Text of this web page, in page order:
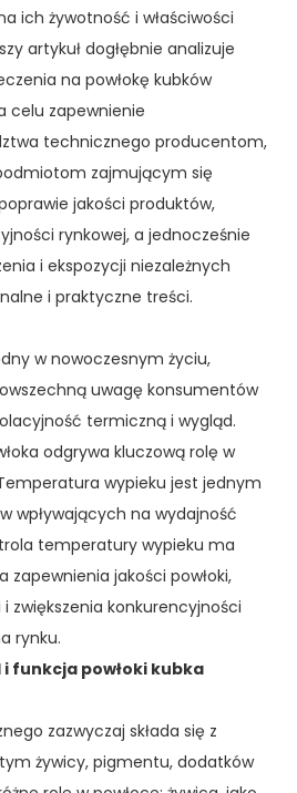
ich żywotność i właściwości
artykuł dogłębnie analizuje
na powłokę kubków
celu zapewnienie
technicznego producentom,
zajmującym się
jakości produktów,
rynkowej, a jednocześnie
i ekspozycji niezależnych
i praktyczne treści.
w nowoczesnym życiu,
uwagę konsumentów
termiczną i wygląd.
odgrywa kluczową rolę w
wypieku jest jednym
wpływających na wydajność
temperatury wypieku ma
jakości powłoki,
zwiększenia konkurencyjności
rynku.
i funkcja powłoki kubka
zazwyczaj składa się z
żywicy, pigmentu, dodatków